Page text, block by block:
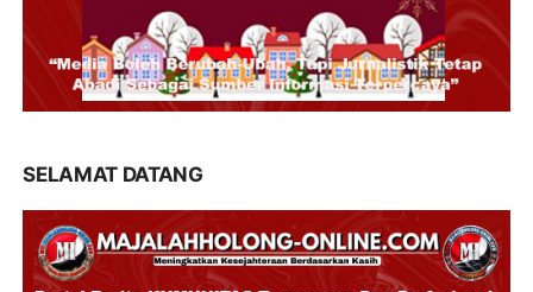
SELAMAT DATANG